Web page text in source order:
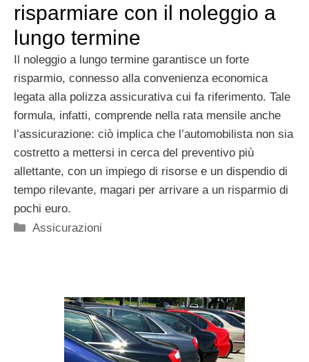
risparmiare con il noleggio a
lungo termine
Il noleggio a lungo termine garantisce un forte
risparmio, connesso alla convenienza economica
legata alla polizza assicurativa cui fa riferimento. Tale
formula, infatti, comprende nella rata mensile anche
l’assicurazione: ciò implica che l’automobilista non sia
costretto a mettersi in cerca del preventivo più
allettante, con un impiego di risorse e un dispendio di
tempo rilevante, magari per arrivare a un risparmio di
pochi euro.
Categorie
Assicurazioni